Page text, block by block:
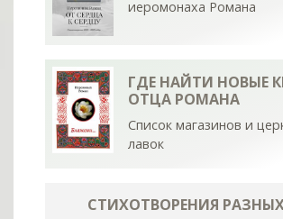
иеромонаха Романа
ГДЕ НАЙТИ НОВЫЕ
ОТЦА РОМАНА
Список магазинов и
лавок
СТИХОТВОРЕНИЯ